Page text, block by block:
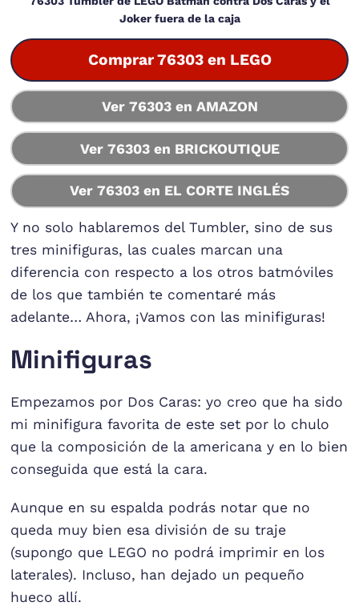
Joker fuera de la caja
Comprar 76303 en LEGO
Ver 76303 en AMAZON
Ver 76303 en BRICKOUTIQUE
Ver 76303 en EL CORTE INGLÉS
Y no solo hablaremos del Tumbler, sino de sus
tres minifiguras, las cuales marcan una
diferencia con respecto a los otros batmóviles
de los que también te comentaré más
adelante… Ahora, ¡Vamos con las minifiguras!
Minifiguras
Empezamos por Dos Caras: yo creo que ha sido
mi minifigura favorita de este set por lo chulo
que la composición de la americana y en lo bien
conseguida que está la cara.
Aunque en su espalda podrás notar que no
queda muy bien esa división de su traje
(supongo que LEGO no podrá imprimir en los
laterales). Incluso, han dejado un pequeño
hueco allí.